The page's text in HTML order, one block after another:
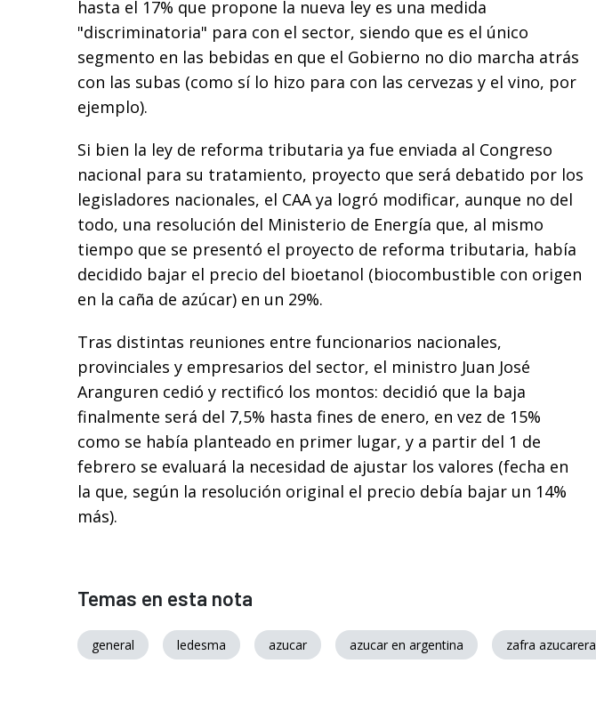
hasta el 17% que propone la nueva ley es una medida
"discriminatoria" para con el sector, siendo que es el único
segmento en las bebidas en que el Gobierno no dio marcha atrás
con las subas (como sí lo hizo para con las cervezas y el vino, por
ejemplo).
Si bien la ley de reforma tributaria ya fue enviada al Congreso
nacional para su tratamiento, proyecto que será debatido por los
legisladores nacionales, el CAA ya logró modificar, aunque no del
todo, una resolución del Ministerio de Energía que, al mismo
tiempo que se presentó el proyecto de reforma tributaria, había
decidido bajar el precio del bioetanol (biocombustible con origen
en la caña de azúcar) en un 29%.
Tras distintas reuniones entre funcionarios nacionales,
provinciales y empresarios del sector, el ministro Juan José
Aranguren cedió y rectificó los montos: decidió que la baja
finalmente será del 7,5% hasta fines de enero, en vez de 15%
como se había planteado en primer lugar, y a partir del 1 de
febrero se evaluará la necesidad de ajustar los valores (fecha en
la que, según la resolución original el precio debía bajar un 14%
más).
Temas en esta nota
general ledesma azucar azucar en argentina zafra azucarera